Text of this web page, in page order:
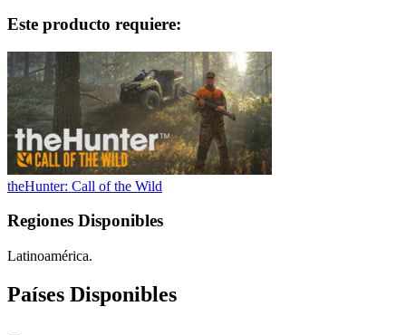
Este producto requiere:
theHunter: Call of the Wild
Regiones Disponibles
Latinoamérica.
Países Disponibles